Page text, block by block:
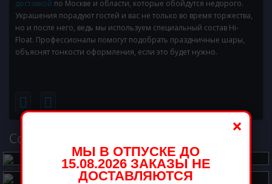
доставкой по Москве и области, которые обойдутся недорого.
Украшения порадуют гостей и вас не только во время торжества,
но и после него, ведь мы используем специальный состав Hi-
Float. Профессионалы помогут подобрать праздничные шары,
объяснят тонкости оформления, если это будет нужно.
Cопутствующий товар
×
МЫ В ОТПУСКЕ ДО
15.08.2026 ЗАКАЗЫ НЕ
ДОСТАВЛЯЮТСЯ